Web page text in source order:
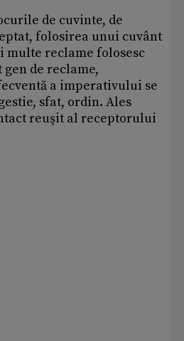
de cuvinte, de
folosirea unui cuvânt
multe reclame folosesc
de reclame,
a imperativului se
sfat, ordin. Ales
reuşit al receptorului